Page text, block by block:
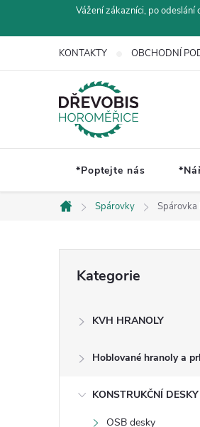
Vážení zákazníci, po
KONTAKTY OBCHODNÍ
*Poptejte nás
Domů
Spárovky Spárovka
kategorie
Kategorie
KVH HRANOLY
Hoblované hranoly a
KONSTRUKČNÍ DESKY
OSB desky